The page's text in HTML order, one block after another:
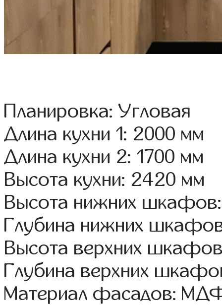
Планировка: Угловая
Длина кухни 1: 2000 мм
Длина кухни 2: 1700 мм
Высота кухни: 2420 мм
Высота нижних
Глубина нижних
Высота верхних
Глубина верхних
Материал фасадов: